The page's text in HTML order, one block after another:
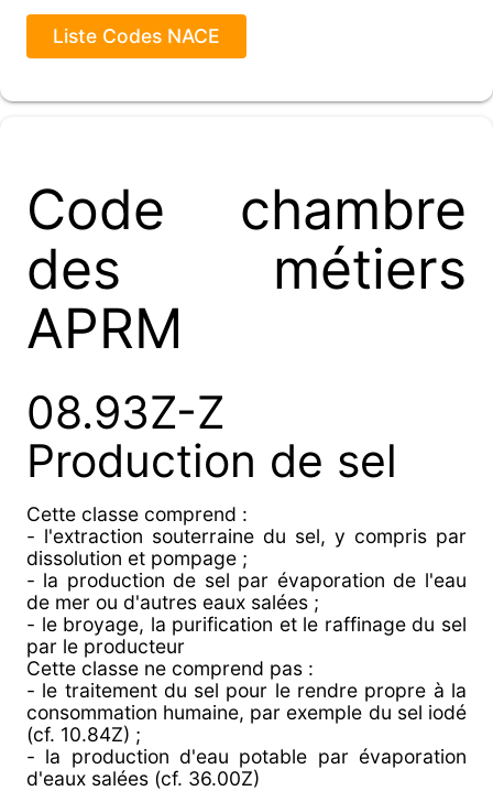
Liste Codes NACE
Code chambre
des métiers
APRM
08.93Z-Z
Production de sel
Cette classe comprend :
- l'extraction souterraine du sel, y compris par
dissolution et pompage ;
- la production de sel par évaporation de l'eau
de mer ou d'autres eaux salées ;
- le broyage, la purification et le raffinage du sel
par le producteur
Cette classe ne comprend pas :
- le traitement du sel pour le rendre propre à la
consommation humaine, par exemple du sel iodé
(cf. 10.84Z) ;
- la production d'eau potable par évaporation
d'eaux salées (cf. 36.00Z)